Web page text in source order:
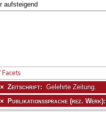
Facets
Zeitschrift: Gelehrte Zeitung.
Publikationssprache (rez. Werk):